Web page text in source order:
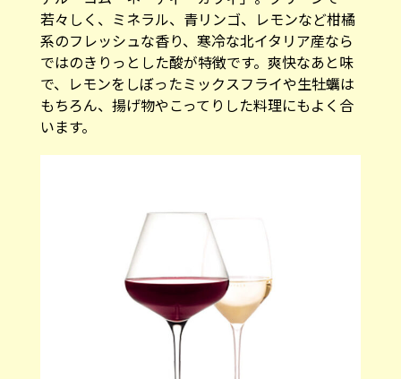
若々しく、ミネラル、青リンゴ、レモンなど柑橘
系のフレッシュな香り、寒冷な北イタリア産なら
ではのきりっとした酸が特徴です。爽快なあと味
で、レモンをしぼったミックスフライや生牡蠣は
もちろん、揚げ物やこってりした料理にもよく合
います。